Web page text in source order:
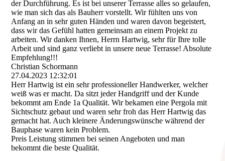
der Durchführung. Es ist bei unserer Terrasse alles so gelaufen,
wie man sich das als Bauherr vorstellt. Wir fühlten uns von
Anfang an in sehr guten Händen und waren davon begeistert,
dass wir das Gefühl hatten gemeinsam an einem Projekt zu
arbeiten. Wir danken Ihnen, Herrn Hartwig, sehr für Ihre tolle
Arbeit und sind ganz verliebt in unsere neue Terrasse! Absolute
Empfehlung!!!
Christian Schormann
27.04.2023 12:32:01
Herr Hartwig ist ein sehr professioneller Handwerker, welcher
weiß was er macht. Da sitzt jeder Handgriff und der Kunde
bekommt am Ende 1a Qualität. Wir bekamen eine Pergola mit
Sichtschutz gebaut und waren sehr froh das Herr Hartwig das
gemacht hat. Auch kleinere Änderungswünsche während der
Bauphase waren kein Problem.
Preis Leistung stimmen bei seinen Angeboten und man
bekommt die beste Qualität.